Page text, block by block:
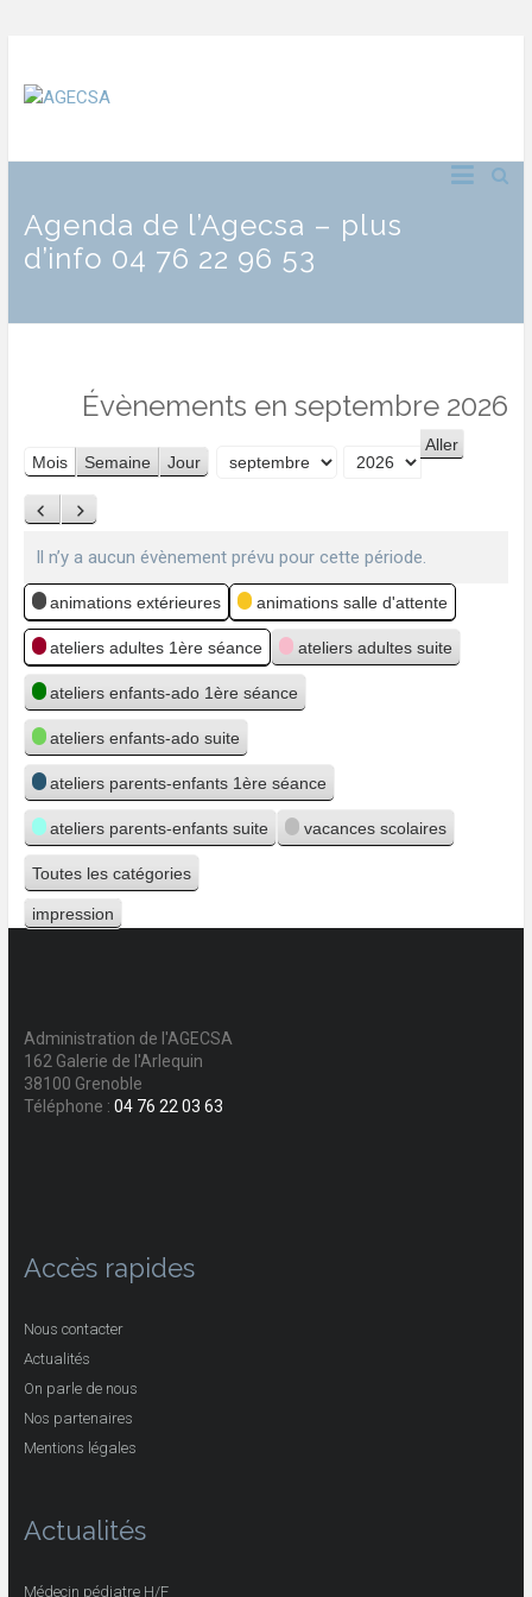
Agenda de l’Agecsa – plus
d’info 04 76 22 96 53
Évènements en septembre 2026
Mois Semaine Jour
Mois
Année
Précédent
Suivant
Il n’y a aucun évènement prévu pour cette période.
Catégories
animations extérieures animations salle d'attente
ateliers adultes 1ère séance ateliers adultes suite
ateliers enfants-ado 1ère séance
ateliers enfants-ado suite
ateliers parents-enfants 1ère séance
ateliers parents-enfants suite vacances scolaires
Toutes les catégories
Vue
impression
Administration de l'AGECSA
162 Galerie de l'Arlequin
38100 Grenoble
Téléphone : 04 76 22 03 63
Accès rapides
Nous contacter
Actualités
On parle de nous
Nos partenaires
Mentions légales
Actualités
Médecin pédiatre H/F